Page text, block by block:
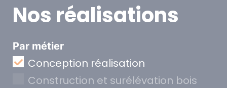
Nos réalisations
Par métier
Conception réalisation
Construction et surélévation bois